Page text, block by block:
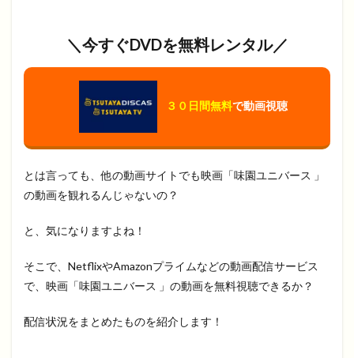
＼今すぐDVDを無料レンタル／
３０日間無料で動画視聴
とは言っても、他の動画サイトでも映画「味園ユニバース 」
の動画を観れるんじゃないの？
と、気になりますよね！
そこで、NetflixやAmazonプライムなどの動画配信サービス
で、映画「味園ユニバース 」の動画を無料視聴できるか？
配信状況をまとめたものを紹介します！